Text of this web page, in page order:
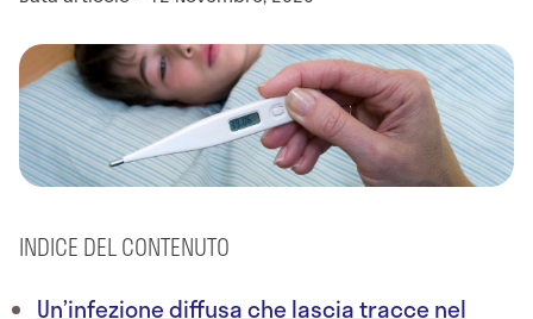
INDICE DEL CONTENUTO
Un’infezione diffusa che lascia tracce nel